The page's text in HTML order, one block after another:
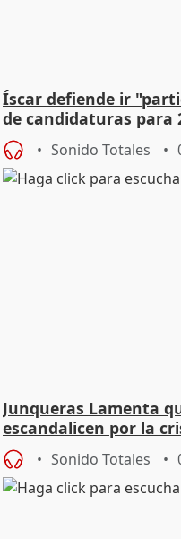
Íscar defiende ir
de candidaturas para
Sonido Totales
Junqueras Lamenta
escandalicen por la
Sonido Totales